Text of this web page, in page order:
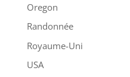
Oregon
Randonnée
Royaume-Uni
USA